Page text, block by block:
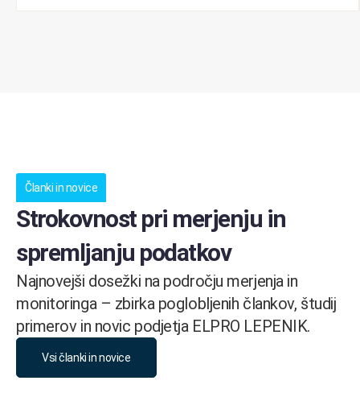
Članki in novice
Strokovnost pri merjenju in
spremljanju podatkov
Najnovejši dosežki na področju merjenja in
monitoringa – zbirka poglobljenih člankov, študij
primerov in novic podjetja ELPRO LEPENIK.
Vsi članki in novice